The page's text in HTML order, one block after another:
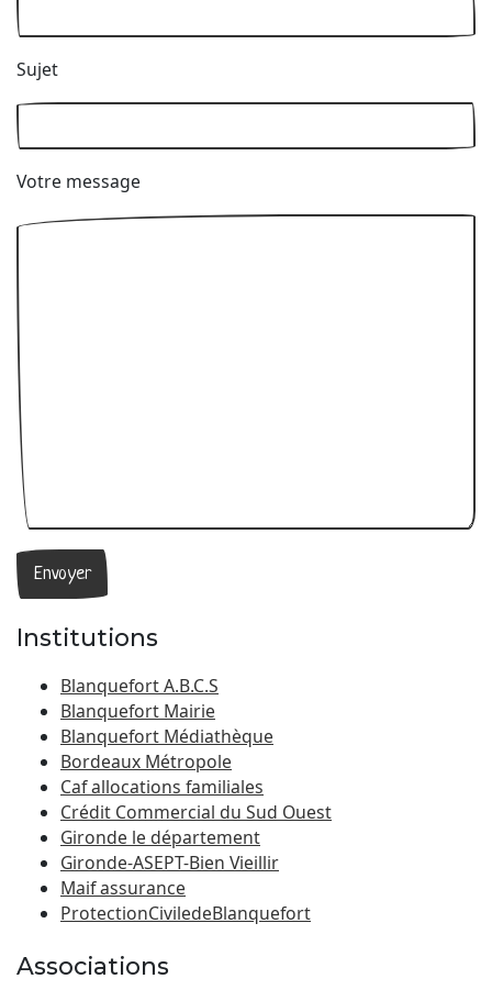
Sujet
Votre message
Institutions
Blanquefort A.B.C.S
Blanquefort Mairie
Blanquefort Médiathèque
Bordeaux Métropole
Caf allocations familiales
Crédit Commercial du Sud Ouest
Gironde le département
Gironde-ASEPT-Bien Vieillir
Maif assurance
ProtectionCiviledeBlanquefort
Associations